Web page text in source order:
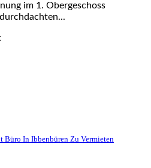
im 1. Obergeschoss
In Ibbenbüren Zu Vermieten